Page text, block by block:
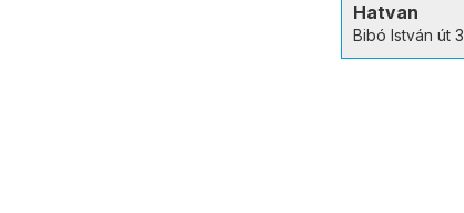
Hatvan
Bibó István út 3